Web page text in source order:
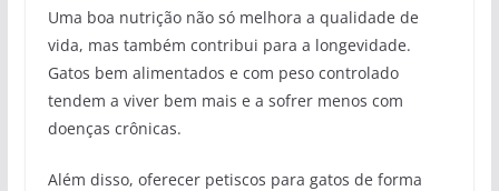
Uma boa nutrição não só melhora a qualidade de
vida, mas também contribui para a longevidade.
Gatos bem alimentados e com peso controlado
tendem a viver bem mais e a sofrer menos com
doenças crônicas.
Além disso, oferecer petiscos para gatos de forma